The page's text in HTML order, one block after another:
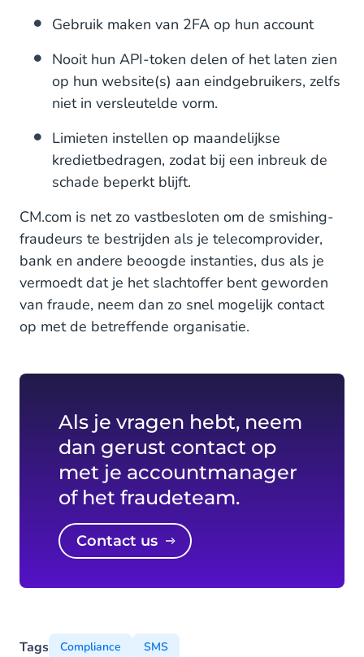
Gebruik maken van 2FA op hun account
Nooit hun API-token delen of het laten zien
op hun website(s) aan eindgebruikers, zelfs
niet in versleutelde vorm.
Limieten instellen op maandelijkse
kredietbedragen, zodat bij een inbreuk de
schade beperkt blijft.
CM.com is net zo vastbesloten om de smishing-
fraudeurs te bestrijden als je telecomprovider,
bank en andere beoogde instanties, dus als je
vermoedt dat je het slachtoffer bent geworden
van fraude, neem dan zo snel mogelijk contact
op met de betreffende organisatie.
Als je vragen hebt, neem
dan gerust contact op
met je accountmanager
of het fraudeteam.
Contact us
Tags Compliance SMS